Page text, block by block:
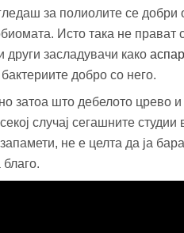
за полиолите се
Исто така не прават
други засладувачи како
добро со него.
затоа што дебелото црево и
случај сегашните
не е целта да ја